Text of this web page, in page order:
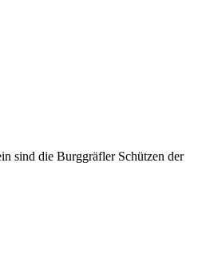
sind die Burggräfler Schützen der